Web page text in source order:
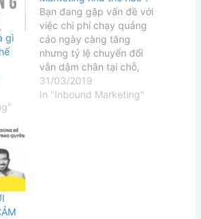
gì
Bạn đang gặp vấn đề với
việc chi phí chạy quảng
cáo ngày càng tăng
nhưng tỷ lệ chuyển đổi
vẫn dậm chân tại chỗ,
hay đối tượng khách
hàng của bạn quá khó để
31/03/2019
In "Inbound Marketing"